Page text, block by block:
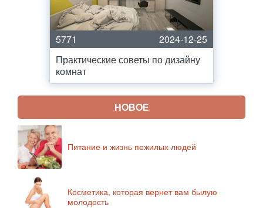
5771
2024-12-25
Практические советы по дизайну
комнат
НОВОЕ
Питание и жизнь пожилых людей
Косметика, которая вернет вам былую
молодость